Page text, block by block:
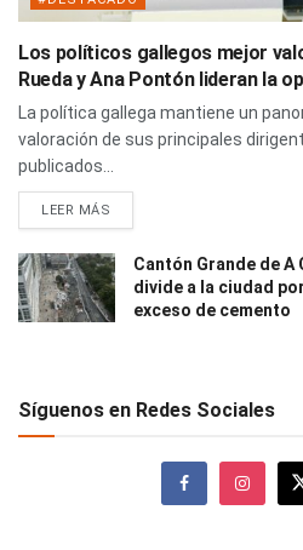
Los políticos gallegos mejor
Rueda y Ana Pontón lideran la
La política gallega mantiene un
valoración de sus principales
publicados...
LEER MÁS
Cantón Grande de
divide a la ciudad
exceso de cemento
Síguenos en Redes Sociales